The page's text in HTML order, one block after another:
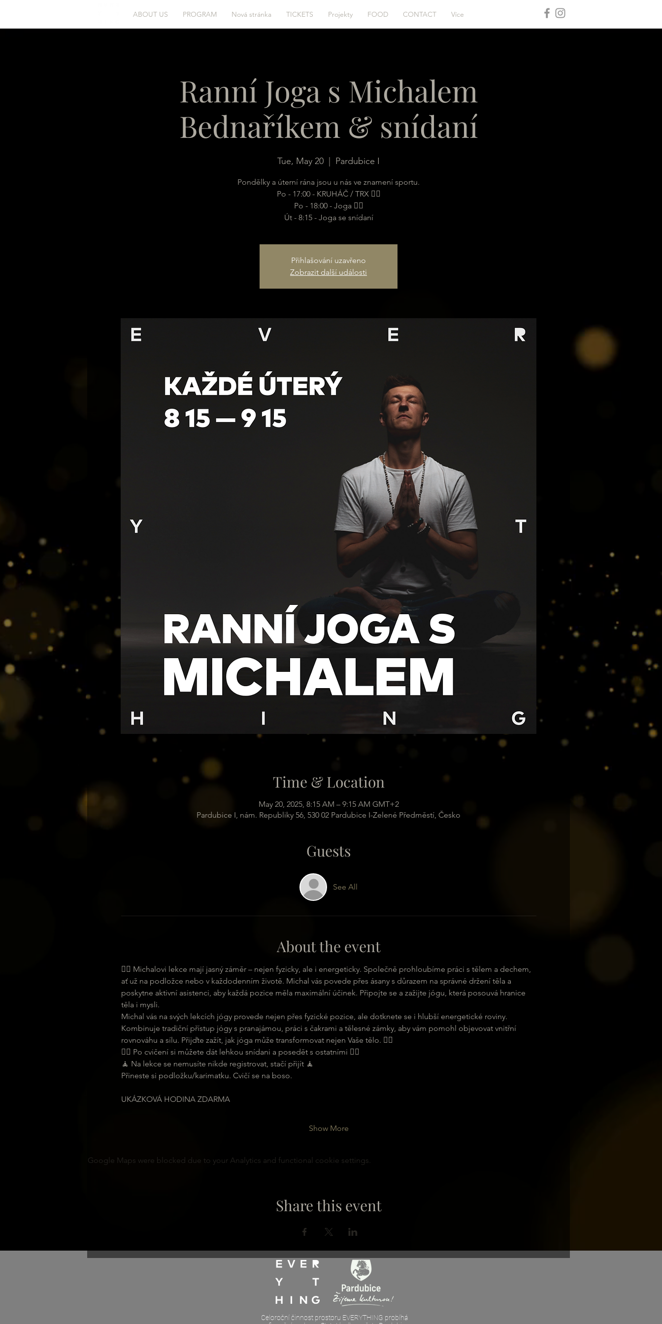
ABOUT US PROGRAM Nová stránka TICKETS Projekty FOOD CONTACT Více
Ranní Joga s Michalem
Bednaříkem & snídaní
Tue, May 20 Pardubice I
Pondělky a úterní rána jsou u nás ve znamení sportu.
Po - 17:00 - KRUHÁČ / TRX 🏋️‍♂️
Po - 18:00 - Joga 🧘‍♀️
Út - 8:15 - Joga se snídaní
Přihlašování uzavřeno
Zobrazit další události
Time & Location
May 20, 2025, 8:15 AM – 9:15 AM GMT+2
Pardubice I, nám. Republiky 56, 530 02 Pardubice I-Zelené Předměstí, Česko
Guests
See All
About the event
🧘‍♀ Michalovi lekce mají jasný záměr – nejen fyzicky, ale i energeticky. Společně prohloubíme práci s tělem a dechem,
ať už na podložce nebo v každodenním životě. Michal vás povede přes ásany s důrazem na správné držení těla a
poskytne aktivní asistenci, aby každá pozice měla maximální účinek. Připojte se a zažijte jógu, která posouvá hranice
těla i mysli.
Michal vás na svých lekcích jógy provede nejen přes fyzické pozice, ale dotknete se i hlubší energetické roviny.
Kombinuje tradiční přístup jógy s pranajámou, práci s čakrami a tělesné zámky, aby vám pomohl objevovat vnitřní
rovnováhu a sílu. Přijďte zažít, jak jóga může transformovat nejen Vaše tělo. 🧘‍♀
🧘‍♂ Po cvičení si můžete dát lehkou snídani a posedět s ostatními 🧘‍♂
🧘 Na lekce se nemusíte nikde registrovat, stačí přijít 🧘
Přineste si podložku/karimatku. Cvičí se na boso.
UKÁZKOVÁ HODINA ZDARMA
Show More
Google Maps were blocked due to your Analytics and functional cookie settings.
Share this event
Celoroční činnost prostoru EVERYTHING probíhá